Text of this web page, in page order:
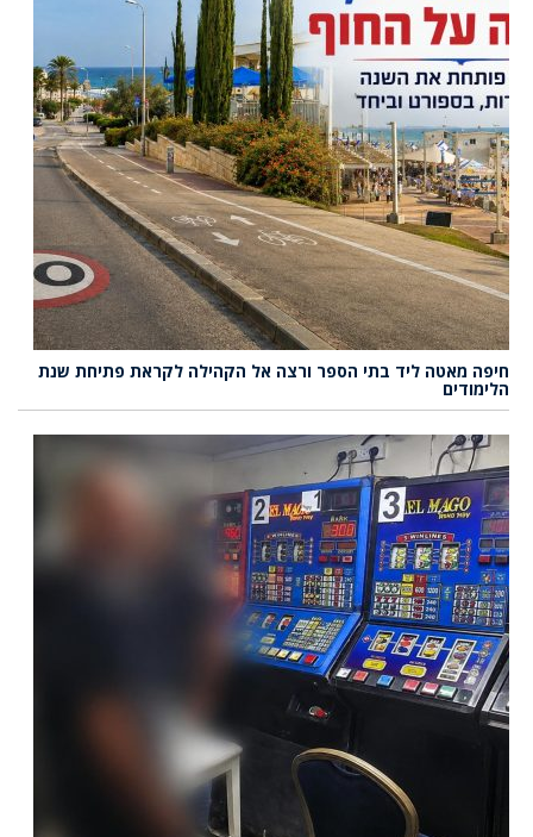
חיפה מאטה ליד בתי הספר ורצה אל הקהילה לקראת פתיחת שנת
הלימודים